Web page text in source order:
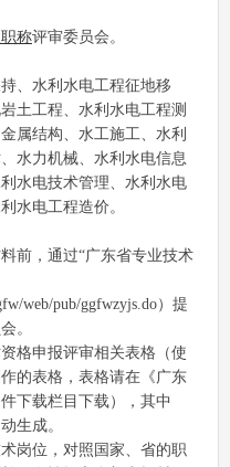
称评审委员会。
、水利水电工程征地移
土工程、水利水电工程测
属结构、水工施工、水利
水力机械、水利水电信息
水电技术管理、水利水电
水电工程造价。
前，通过“广东省专业技术
web/pub/ggfwzyjs.do）提
。
格申报评审相关表格（使
的表格，表格请在《广东
下载栏目下载），其中
生成。
岗位，对照国家、省的职